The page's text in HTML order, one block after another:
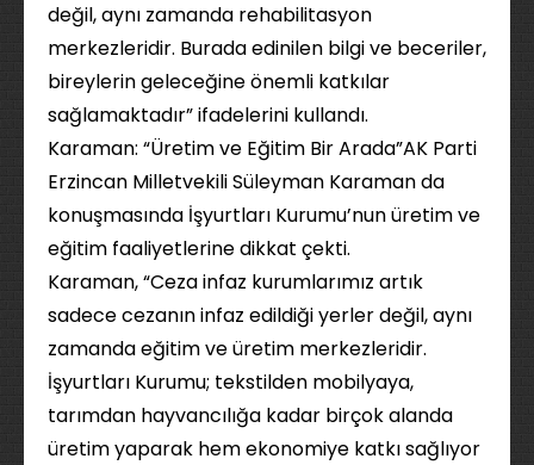
değil, aynı zamanda rehabilitasyon
merkezleridir. Burada edinilen bilgi ve beceriler,
bireylerin geleceğine önemli katkılar
sağlamaktadır” ifadelerini kullandı.
Karaman: “Üretim ve Eğitim Bir Arada”AK Parti
Erzincan Milletvekili Süleyman Karaman da
konuşmasında İşyurtları Kurumu’nun üretim ve
eğitim faaliyetlerine dikkat çekti.
Karaman, “Ceza infaz kurumlarımız artık
sadece cezanın infaz edildiği yerler değil, aynı
zamanda eğitim ve üretim merkezleridir.
İşyurtları Kurumu; tekstilden mobilyaya,
tarımdan hayvancılığa kadar birçok alanda
üretim yaparak hem ekonomiye katkı sağlıyor